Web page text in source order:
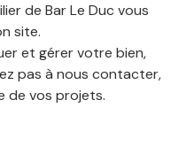
de Bar Le Duc vous
site.
et gérer votre bien,
pas à nous contacter,
de vos projets.